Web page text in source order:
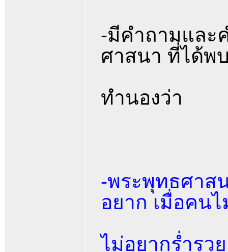
-มีคำถามและ
ศาสนา ที่ได้พ
ทำนองว่า
-พระพุทธศาส
อยาก เมื่อคน
ไม่อยากร่ำรว